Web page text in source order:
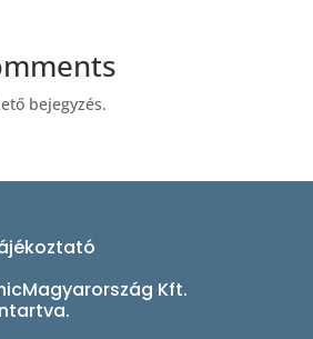
bejegyzés.
Kft.